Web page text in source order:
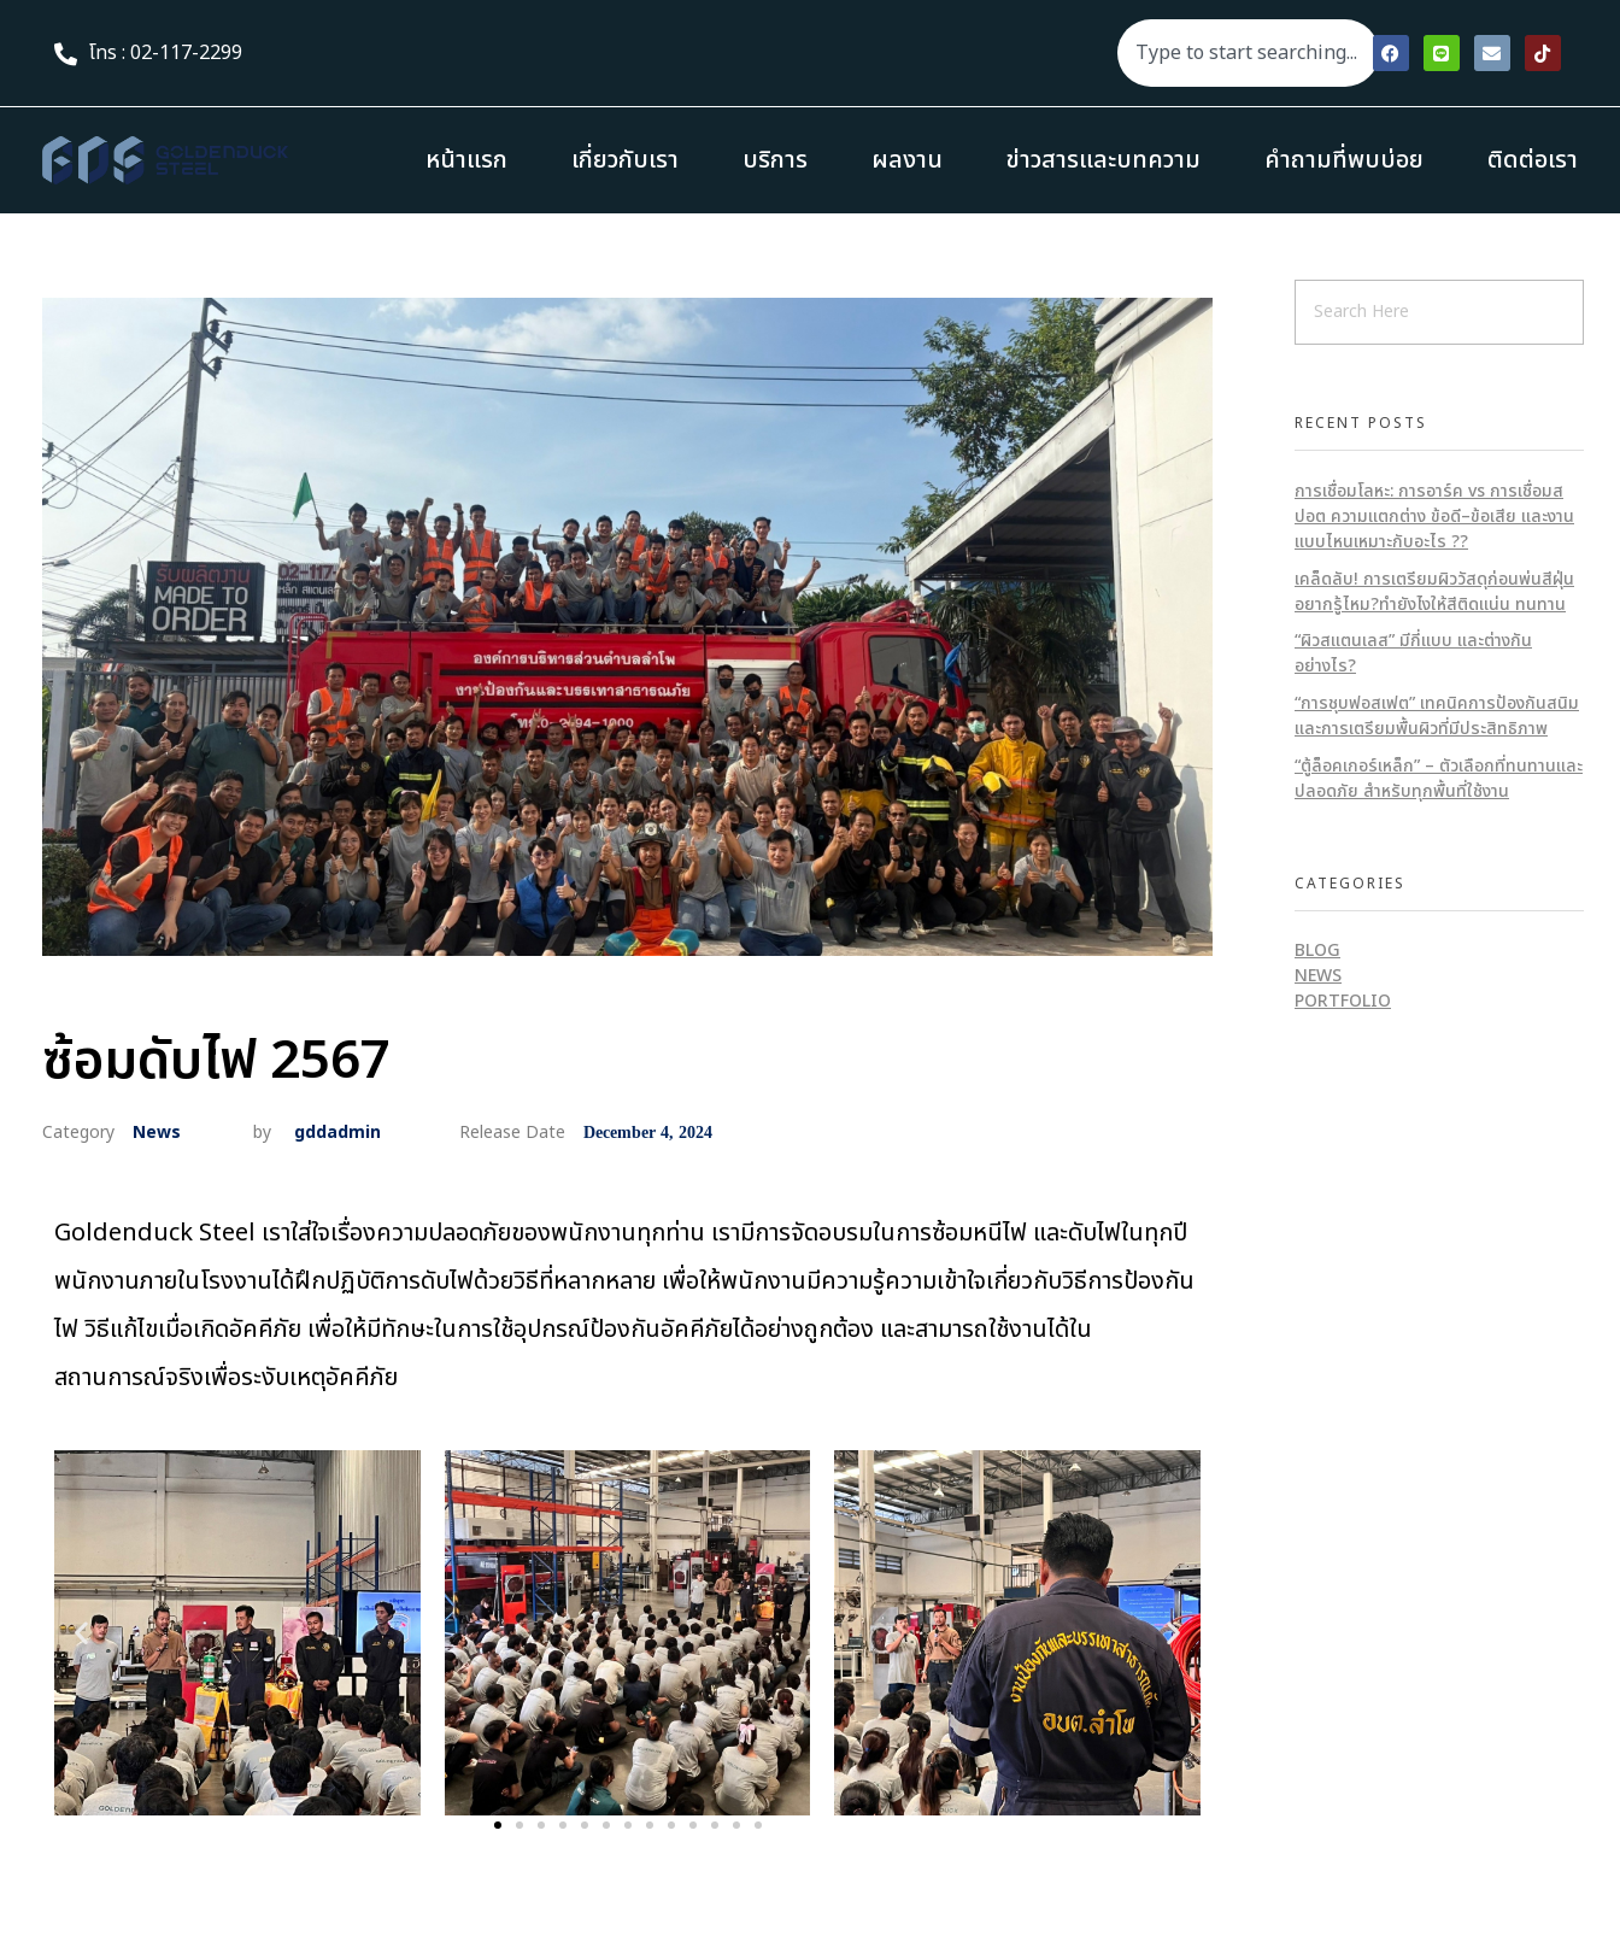
โทร : 02-117-2299
หน้าแรก เกี่ยวกับเรา บริการ ผลงาน ข่าวสารและบทความ คำถามที่พบบ่อย ติดต่อเรา
ซ้อมดับไฟ 2567
December 4, 2024
by gddadmin
News
Goldenduck Steel เราใส่ใจเรื่องความปลอดภัยของพนักงานทุกท่าน เรามีการจัดอบรมในการซ้อมหนีไฟ และดับไฟในทุกปี
พนักงานภายในโรงงานได้ฝึกปฏิบัติการดับไฟด้วยวิธีที่หลากหลาย เพื่อให้พนักงานมีความรู้ความเข้าใจเกี่ยวกับวิธีการป้องกัน
ไฟ วิธีแก้ไขเมื่อเกิดอัคคีภัย เพื่อให้มีทักษะในการใช้อุปกรณ์ป้องกันอัคคีภัยได้อย่างถูกต้อง และสามารถใช้งานได้ใน
สถานการณ์จริงเพื่อระงับเหตุอัคคีภัย
RECENT POSTS
การเชื่อมโลหะ: การอาร์ค vs การเชื่อมส
ปอต ความแตกต่าง ข้อดี–ข้อเสีย และงาน
แบบไหนเหมาะกับอะไร ??
เคล็ดลับ! การเตรียมผิววัสดุก่อนพ่นสีฝุ่น
อยากรู้ไหม?ทำยังไงให้สีติดแน่น ทนทาน
“ผิวสแตนเลส” มีกี่แบบ และต่างกัน
อย่างไร?
“การชุบฟอสเฟต” เทคนิคการป้องกันสนิม
และการเตรียมพื้นผิวที่มีประสิทธิภาพ
“ตู้ล็อคเกอร์เหล็ก” – ตัวเลือกที่ทนทานและ
ปลอดภัย สำหรับทุกพื้นที่ใช้งาน
CATEGORIES
BLOG
NEWS
PORTFOLIO